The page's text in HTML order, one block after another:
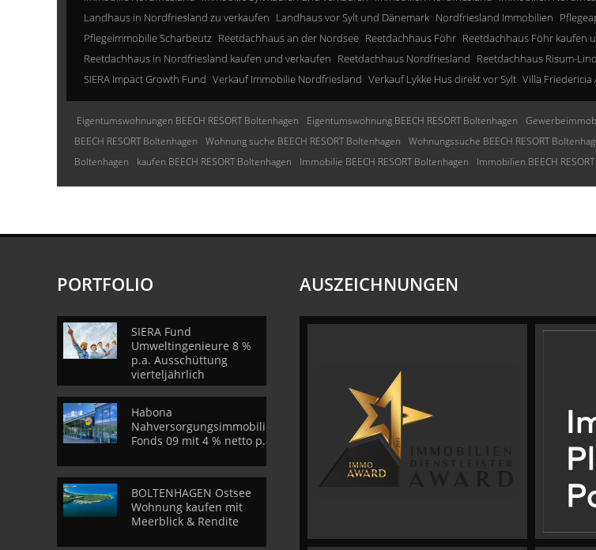
Landhaus in Nordfriesland zu verkaufen Landhaus vor Sylt und Dänemark Nordfriesland Immobilien
Pflegeimmobilie Scharbeutz Reetdachhaus an der Nordsee Reetdachhaus Föhr Reetdachhaus Föhr kaufen
Reetdachhaus in Nordfriesland kaufen und verkaufen Reetdachhaus Nordfriesland Reetdachhaus Risum-
SIERA Impact Growth Fund Verkauf Immobilie Nordfriesland Verkauf Lykke Hus direkt vor Sylt Villa Friedericia
Eigentumswohnungen BEECH RESORT Boltenhagen Eigentumswohnung BEECH RESORT Boltenhagen
BEECH RESORT Boltenhagen
Wohnung suche BEECH RESORT Boltenhagen Wohnungssuche BEECH RESORT
Boltenhagen
kaufen BEECH RESORT Boltenhagen Immobilie BEECH RESORT Boltenhagen Immobilien BEECH
PORTFOLIO
SIERA Fund
Umweltingenieure 8 %
p.a. Ausschüttung
vierteljährlich
Habona
Nahversorgungsimmobilien
Fonds 09 mit 4 % netto p.a.
BOLTENHAGEN Ostsee
Wohnung kaufen mit
Meerblick & Rendite
AUSZEICHNUNGEN